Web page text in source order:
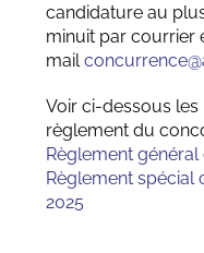
candidature au
minuit par courrier
mail
Voir ci-dessous les
règlement du
Règlement
Règlement spécial
2025